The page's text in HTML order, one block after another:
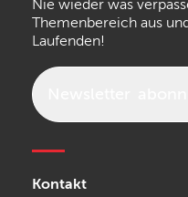
Walrus Audio
Nie wieder was
Themenbereich aus
Laufenden!
Kontakt